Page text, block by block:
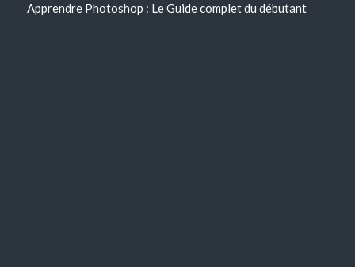
Apprendre Photoshop : Le Guide complet du débutant